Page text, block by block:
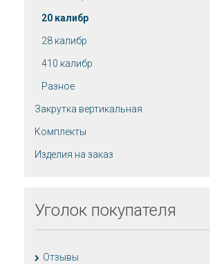
20 калибр
28 калибр
410 калибр
Разное
Закрутка вертикальная
Комплекты
Изделия на заказ
Уголок покупателя
Отзывы